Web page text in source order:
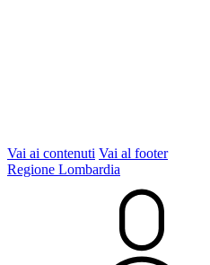
Vai ai contenuti Vai al footer
Regione Lombardia